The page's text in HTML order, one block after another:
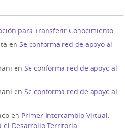
para Transferir Conocimiento
en Se conforma red de apoyo al
en Se conforma red de apoyo al
en Se conforma red de apoyo al
en Primer Intercambio Virtual:
el Desarrollo Territorial: